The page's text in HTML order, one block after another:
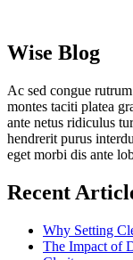
Wise Blog
Ac sed congue
montes taciti platea
ante netus ridiculus
hendrerit purus
eget morbi dis ante
Recent
Why Setting
The Impact of